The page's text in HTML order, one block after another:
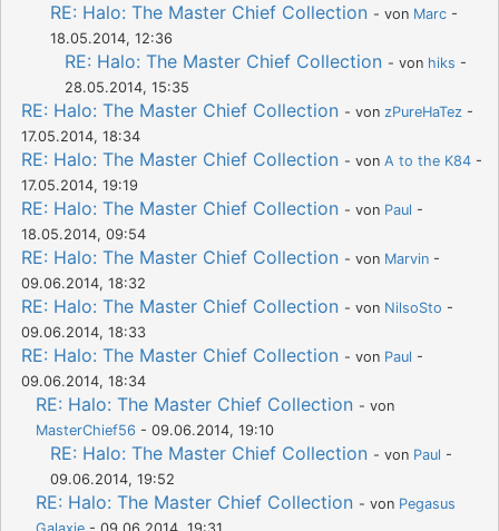
RE: Halo: The Master Chief Collection - von Marc -
18.05.2014, 12:36
RE: Halo: The Master Chief Collection - von hiks -
28.05.2014, 15:35
RE: Halo: The Master Chief Collection - von zPureHaTez -
17.05.2014, 18:34
RE: Halo: The Master Chief Collection - von A to the K84 -
17.05.2014, 19:19
RE: Halo: The Master Chief Collection - von Paul -
18.05.2014, 09:54
RE: Halo: The Master Chief Collection - von Marvin -
09.06.2014, 18:32
RE: Halo: The Master Chief Collection - von NilsoSto -
09.06.2014, 18:33
RE: Halo: The Master Chief Collection - von Paul -
09.06.2014, 18:34
RE: Halo: The Master Chief Collection - von
MasterChief56 - 09.06.2014, 19:10
RE: Halo: The Master Chief Collection - von Paul -
09.06.2014, 19:52
RE: Halo: The Master Chief Collection - von Pegasus